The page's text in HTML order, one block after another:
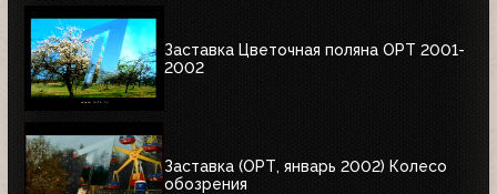
Заставка Цветочная поляна ОРТ 2001-
2002
Заставка (ОРТ, январь 2002) Колесо
обозрения